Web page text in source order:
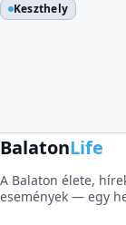
Keszthely
BalatonLife
A Balaton élete,
események — egy